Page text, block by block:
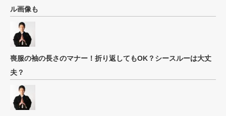
ル画像も
喪服の袖の長さのマナー！折り返してもOK？シースルーは大丈
夫？